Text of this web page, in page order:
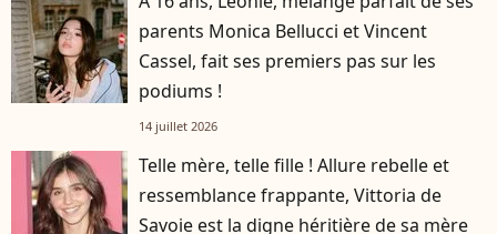
parents Monica Bellucci et Vincent
Cassel, fait ses premiers pas sur les
podiums !
14 juillet 2026
Telle mère, telle fille ! Allure rebelle et
ressemblance frappante, Vittoria de
Savoie est la digne héritière de sa mère